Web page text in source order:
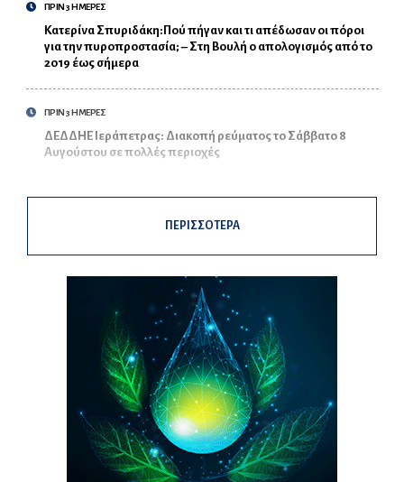
ΠΡΙΝ 3 ΗΜΕΡΕΣ
Κατερίνα Σπυριδάκη:Πού πήγαν και τι απέδωσαν οι πόροι
για την πυροπροστασία; – Στη Βουλή ο απολογισμός από το
2019 έως σήμερα
ΠΡΙΝ 3 ΗΜΕΡΕΣ
ΔΕΔΔΗΕ Ιεράπετρας: Διακοπή ρεύματος το Σάββατο 8
Αυγούστου σε πολλές περιοχές
ΠΕΡΙΣΣΟΤΕΡΑ